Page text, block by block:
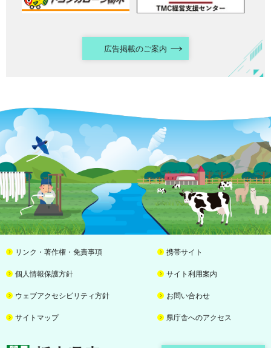
広告掲載のご案内
リンク・著作権・免責事項 携帯サイト
個人情報保護方針 サイト利用案内
ウェブアクセシビリティ方針 お問い合わせ
サイトマップ 県庁舎へのアクセス